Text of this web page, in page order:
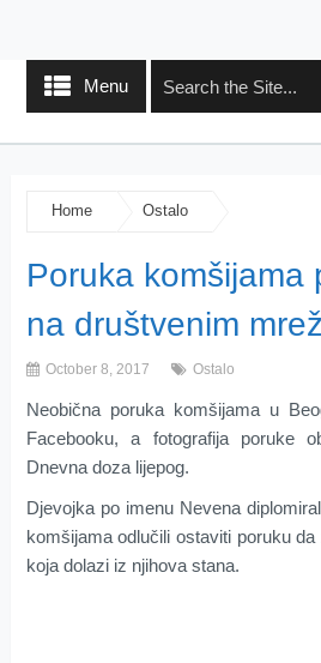
Menu
Home Ostalo
Poruka komšijama
na društvenim
October 8, 2017 Ostalo
Neobična poruka komšijama u
Facebooku, a fotografija poruke
Dnevna doza lijepog.
Djevojka po imenu Nevena
komšijama odlučili ostaviti poruku
koja dolazi iz njihova stana.